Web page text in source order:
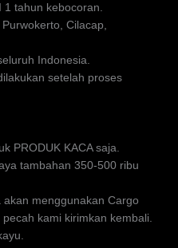
1 tahun kebocoran.
Cilacap,
Indonesia.
setelah proses
PRODUK KACA saja.
tambahan 350-500 ribu
menggunakan Cargo
kami kirimkan kembali.